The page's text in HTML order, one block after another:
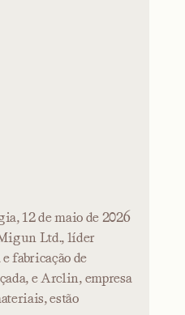
12 de maio de 2026
Ltd., líder
fabricação de
e Arclin, empresa
estão